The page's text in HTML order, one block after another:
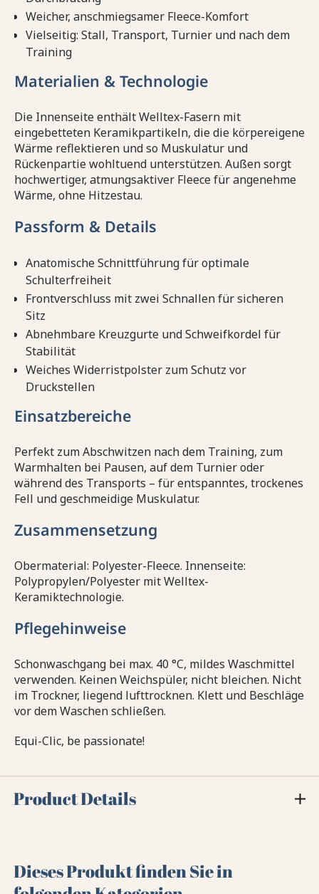
Weicher, anschmiegsamer Fleece-Komfort
Vielseitig: Stall, Transport, Turnier und nach dem
Training
Materialien & Technologie
Die Innenseite enthält Welltex-Fasern mit
eingebetteten Keramikpartikeln, die die körpereigene
Wärme reflektieren und so Muskulatur und
Rückenpartie wohltuend unterstützen. Außen sorgt
hochwertiger, atmungsaktiver Fleece für angenehme
Wärme, ohne Hitzestau.
Passform & Details
Anatomische Schnittführung für optimale
Schulterfreiheit
Frontverschluss mit zwei Schnallen für sicheren
Sitz
Abnehmbare Kreuzgurte und Schweifkordel für
Stabilität
Weiches Widerristpolster zum Schutz vor
Druckstellen
Einsatzbereiche
Perfekt zum Abschwitzen nach dem Training, zum
Warmhalten bei Pausen, auf dem Turnier oder
während des Transports – für entspanntes, trockenes
Fell und geschmeidige Muskulatur.
Zusammensetzung
Obermaterial: Polyester-Fleece. Innenseite:
Polypropylen/Polyester mit Welltex-
Keramiktechnologie.
Pflegehinweise
Schonwaschgang bei max. 40 °C, mildes Waschmittel
verwenden. Keinen Weichspüler, nicht bleichen. Nicht
im Trockner, liegend lufttrocknen. Klett und Beschläge
vor dem Waschen schließen.
Equi-Clic, be passionate!
Product Details
Dieses Produkt finden Sie in